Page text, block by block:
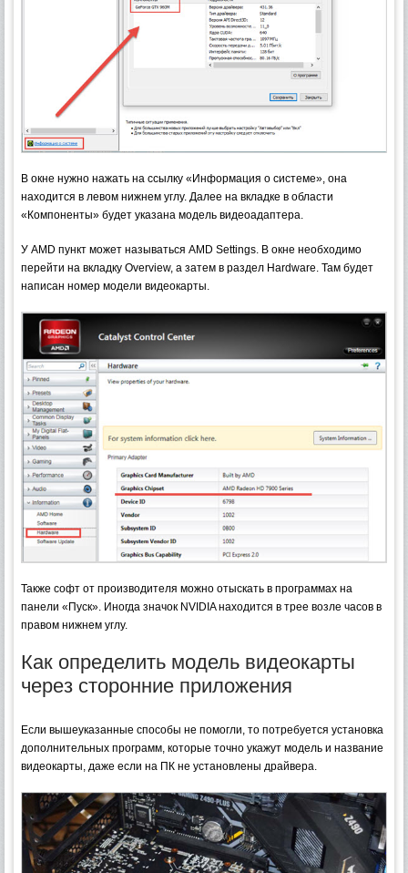
В окне нужно нажать на ссылку «Информация о системе», она
находится в левом нижнем углу. Далее на вкладке в области
«Компоненты» будет указана модель видеоадаптера.
У AMD пункт может называться AMD Settings. В окне необходимо
перейти на вкладку Overview, а затем в раздел Hardware. Там будет
написан номер модели видеокарты.
Также софт от производителя можно отыскать в программах на
панели «Пуск». Иногда значок NVIDIA находится в трее возле часов в
правом нижнем углу.
Как определить модель видеокарты
через сторонние приложения
Если вышеуказанные способы не помогли, то потребуется установка
дополнительных программ, которые точно укажут модель и название
видеокарты, даже если на ПК не установлены драйвера.